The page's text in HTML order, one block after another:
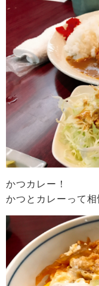
かつカレー！
かつとカレーって相